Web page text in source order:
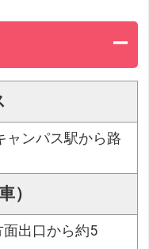
ャンパス駅から路
）
出口から約5